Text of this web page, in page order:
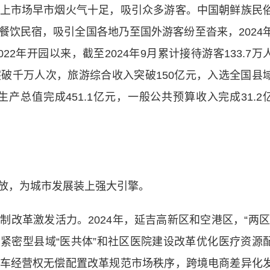
场早市烟火气十足，吸引众多游客。中国朝鲜族民
饮民宿，吸引全国各地乃至国外游客纷至沓来，2024
年开园以来，截至2024年9月累计接待游客133.7万
千万人次，旅游综合收入突破150亿元，入选全国县
产总值完成451.1亿元，一般公共预算收入完成31.2
为城市发展装上强大引擎。
革激发活力。2024年，延吉高新区和空港区，“两区
密型县域“医共体”和社区医院建设改革优化医疗资源
经营权无偿配置改革规范市场秩序，跨境电商差异化